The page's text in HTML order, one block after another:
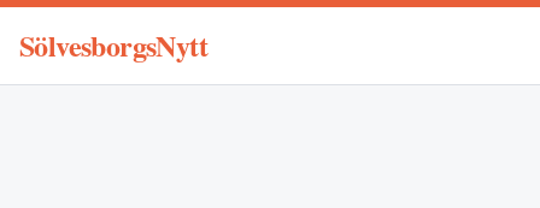
SölvesborgsNytt